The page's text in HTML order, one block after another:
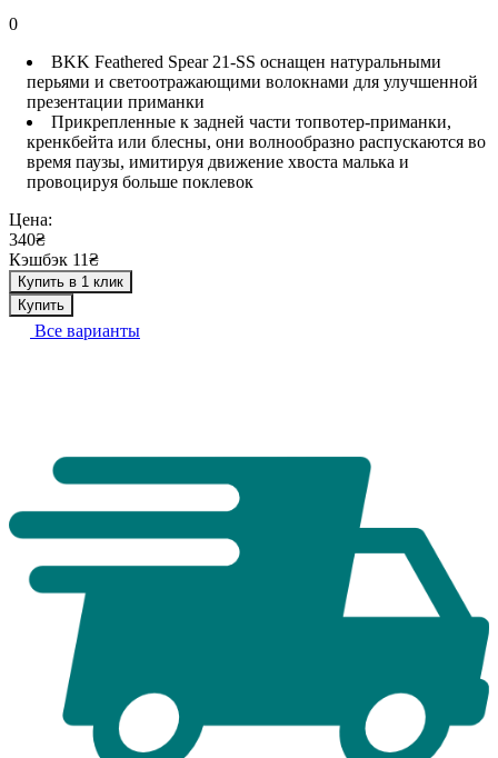
0
BKK Feathered Spear 21-SS оснащен натуральными
перьями и светоотражающими волокнами для улучшенной
презентации приманки
Прикрепленные к задней части топвотер-приманки,
кренкбейта или блесны, они волнообразно распускаются во
время паузы, имитируя движение хвоста малька и
провоцируя больше поклевок
Цена:
340₴
Кэшбэк 11₴
Купить в 1 клик
Купить
Все варианты